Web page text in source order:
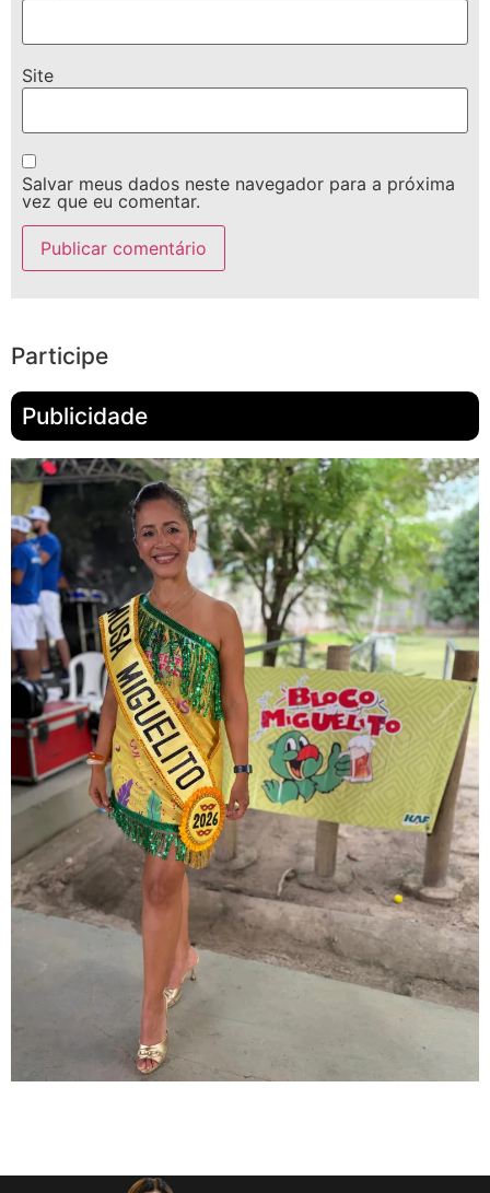
Site
Salvar meus dados neste navegador para a próxima
vez que eu comentar.
Participe
Publicidade